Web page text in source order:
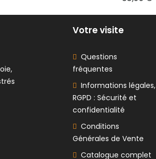
Votre visite
Questions
fréquentes
Informations légales,
RGPD : Sécurité et
confidentialité
Conditions
Générales de Vente
Catalogue complet